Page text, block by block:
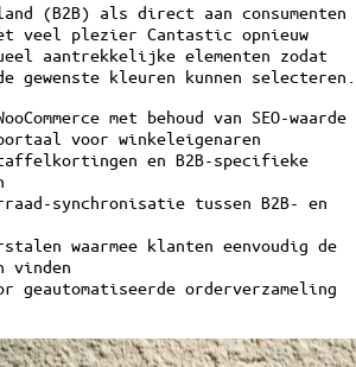
(B2B) als direct aan consumenten
veel plezier Cantastic opnieuw
aantrekkelijke elementen zodat
gewenste kleuren kunnen selecteren.
met behoud van SEO-waarde
voor winkeleigenaren
en B2B-specifieke
synchronisatie tussen B2B- en
waarmee klanten eenvoudig de
vinden
geautomatiseerde orderverzameling